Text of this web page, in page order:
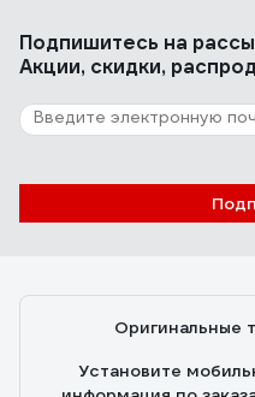
Подпишитесь на
Акции, скидки,
Оригинальные
Установите